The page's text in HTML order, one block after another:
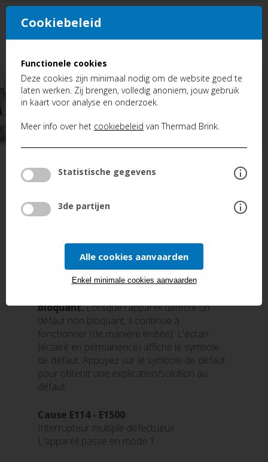
Cookiebeleid
Functionele cookies
Deze cookies zijn minimaal nodig om de website goed te
laten werken. Zij brengen, volledig anoniem, jouw gebruik
in kaart voor analyse en onderzoek.
Meer info over het cookiebeleid van Thermad Brink.
Statistische gegevens
3de partijen
Alle cookies aanvaarden
Enkel minimale cookies aanvaarden
FAQ
Brink Flair: Code d'érreur E114
BRINK FLAIR: CODE D'ÉRREUR E114
BRINK FLAIR: CODE D'ÉRREUR E114
bloquant.Lorsque l'appareil détecte un
défaut non bloquant, il continue à
fonctionner (de manière limitée). L'écran
(éclairé en permanence) affiche le symbole
de défaut. Appuyez sur le symbole de défaut
pour obtenir une explication/solution au
défaut.
Cause E114 - E1500:
Interrupteur multiple défectueux
L'appareil passe en mode 1